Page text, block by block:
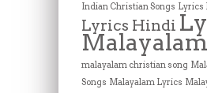
Indian Christian Songs Lyrics
Lyrics Hindi
Malayalam
malayalam christian song
Songs Malayalam Lyrics